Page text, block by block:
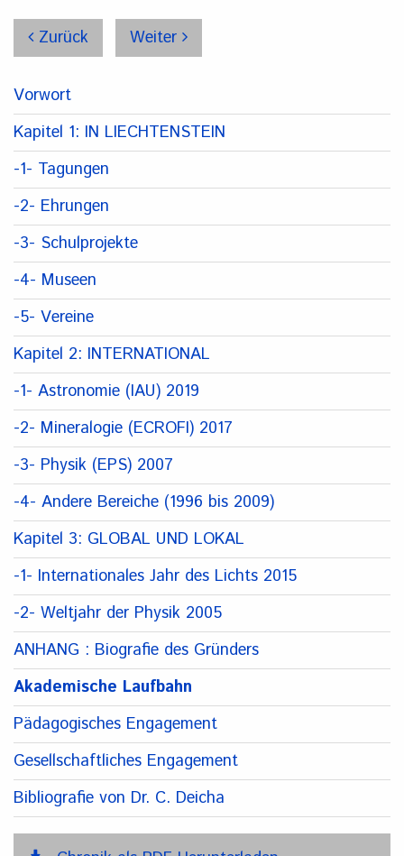
Zurück Weiter
Vorwort
Kapitel 1: IN LIECHTENSTEIN
-1- Tagungen
-2- Ehrungen
-3- Schulprojekte
-4- Museen
-5- Vereine
Kapitel 2: INTERNATIONAL
-1- Astronomie (IAU) 2019
-2- Mineralogie (ECROFI) 2017
-3- Physik (EPS) 2007
-4- Andere Bereiche (1996 bis 2009)
Kapitel 3: GLOBAL UND LOKAL
-1- Internationales Jahr des Lichts 2015
-2- Weltjahr der Physik 2005
ANHANG : Biografie des Gründers
Akademische Laufbahn
Pädagogisches Engagement
Gesellschaftliches Engagement
Bibliografie von Dr. C. Deicha